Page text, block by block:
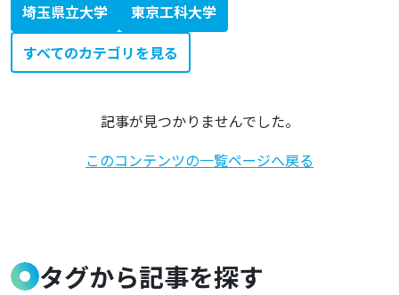
埼玉県立大学
東京工科大学
すべてのカテゴリを見る
記事が見つかりませんでした。
このコンテンツの一覧ページへ戻る
タグから記事を探す